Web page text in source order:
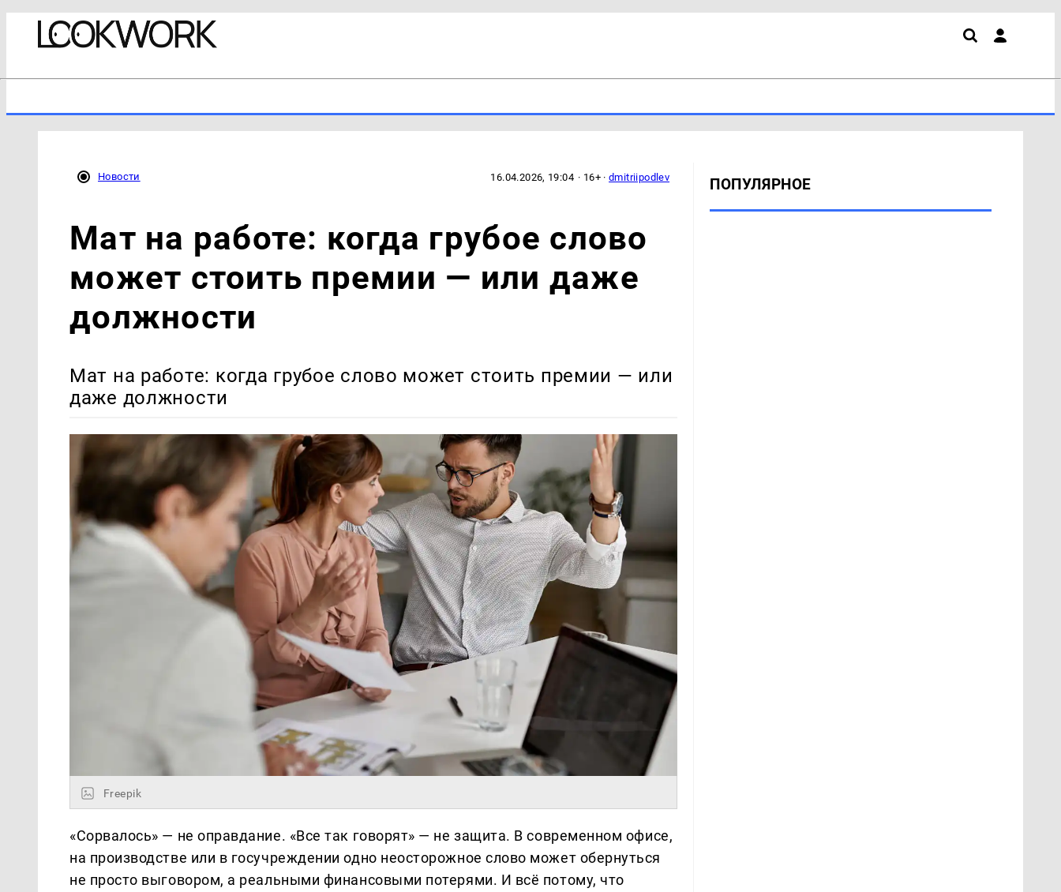
Новости 16.04.2026, 19:04 · 16+ ·dmitriipodlev
Мат на работе: когда грубое слово
может стоить премии — или даже
должности
Мат на работе: когда грубое слово может стоить премии — или
даже должности
Freepik
«Сорвалось» — не оправдание. «Все так говорят» — не защита. В современном офисе,
на производстве или в госучреждении одно неосторожное слово может обернуться
не просто выговором, а реальными финансовыми потерями. И всё потому, что
ПОПУЛЯРНОЕ